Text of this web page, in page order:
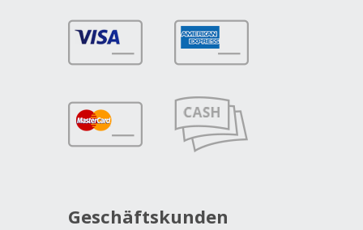
Geschäftskunden